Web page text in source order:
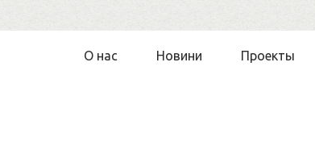
О нас Новини Проекты